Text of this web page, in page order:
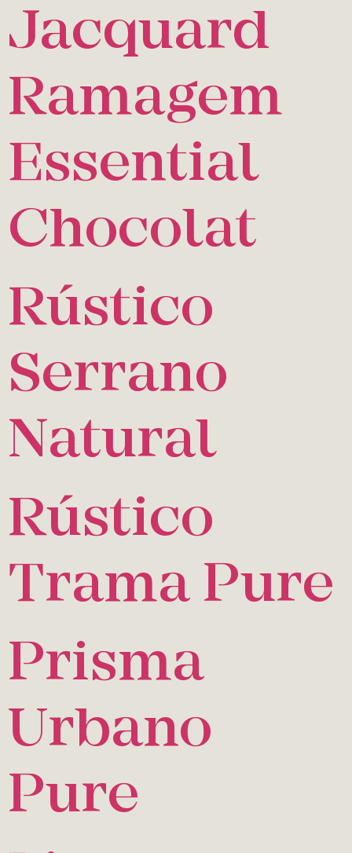
Jacquard
Ramagem
Essential
Chocolat
Rústico
Serrano
Natural
Rústico
Trama Pure
Prisma
Urbano
Pure